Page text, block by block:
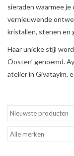
Accessoires
Cadeaubon
Merken
sieraden waarmee
vernieuwende
kristallen, stenen en
Haar unieke stijl
Oosten’ genoemd.
atelier in Givatayim,